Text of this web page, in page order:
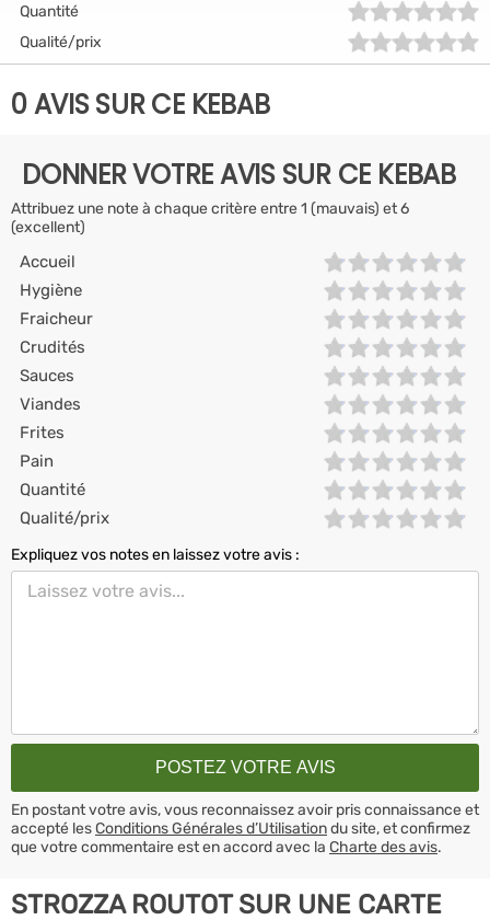
Quantité
Qualité/prix
0 AVIS SUR CE KEBAB
DONNER VOTRE AVIS SUR CE KEBAB
Attribuez une note à chaque critère entre 1 (mauvais) et 6
(excellent)
Accueil
Hygiène
Fraicheur
Crudités
Sauces
Viandes
Frites
Pain
Quantité
Qualité/prix
Expliquez vos notes en laissez votre avis :
En postant votre avis, vous reconnaissez avoir pris connaissance et
accepté lesConditions Générales d’Utilisationdu site, et confirmez
que votre commentaire est en accord avec la Charte des avis.
STROZZA ROUTOT SUR UNE CARTE